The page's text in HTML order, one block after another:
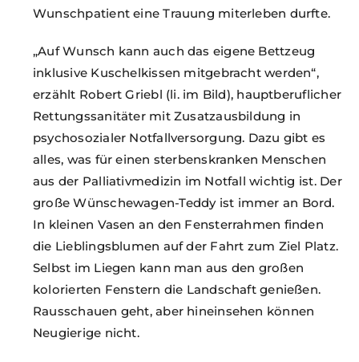
Wunschpatient eine Trauung miterleben durfte.
„Auf Wunsch kann auch das eigene Bettzeug
inklusive Kuschelkissen mitgebracht werden“,
erzählt Robert Griebl (li. im Bild), hauptberuflicher
Rettungssanitäter mit Zusatzausbildung in
psychosozialer Notfallversorgung. Dazu gibt es
alles, was für einen sterbenskranken Menschen
aus der Palliativmedizin im Notfall wichtig ist. Der
große Wünschewagen-Teddy ist immer an Bord.
In kleinen Vasen an den Fensterrahmen finden
die Lieblingsblumen auf der Fahrt zum Ziel Platz.
Selbst im Liegen kann man aus den großen
kolorierten Fenstern die Landschaft genießen.
Rausschauen geht, aber hineinsehen können
Neugierige nicht.